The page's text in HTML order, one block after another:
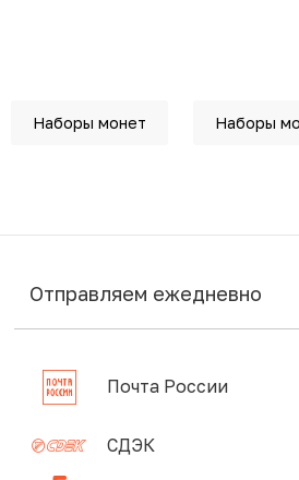
Наборы монет Наборы
Отправляем ежедневно
Почта России
СДЭК